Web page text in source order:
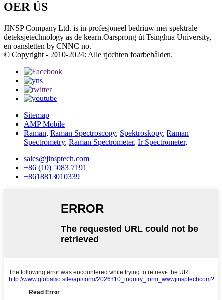
OER ÚS
JINSP Company Ltd. is in profesjoneel bedriuw mei spektrale
deteksjetechnology as de kearn.Oarsprong út Tsinghua University,
en oansletten by CNNC no.
© Copyright - 2010-2024: Alle rjochten foarbehâlden.
Sitemap
AMP Mobile
Raman, Raman Spectroscopy, Spektroskopy, Raman
Spectrometry, Raman Spectrometer, Ir Spectrometer,
sales@jinsptech.com
+86 (10) 5083 7191
+8618813010339